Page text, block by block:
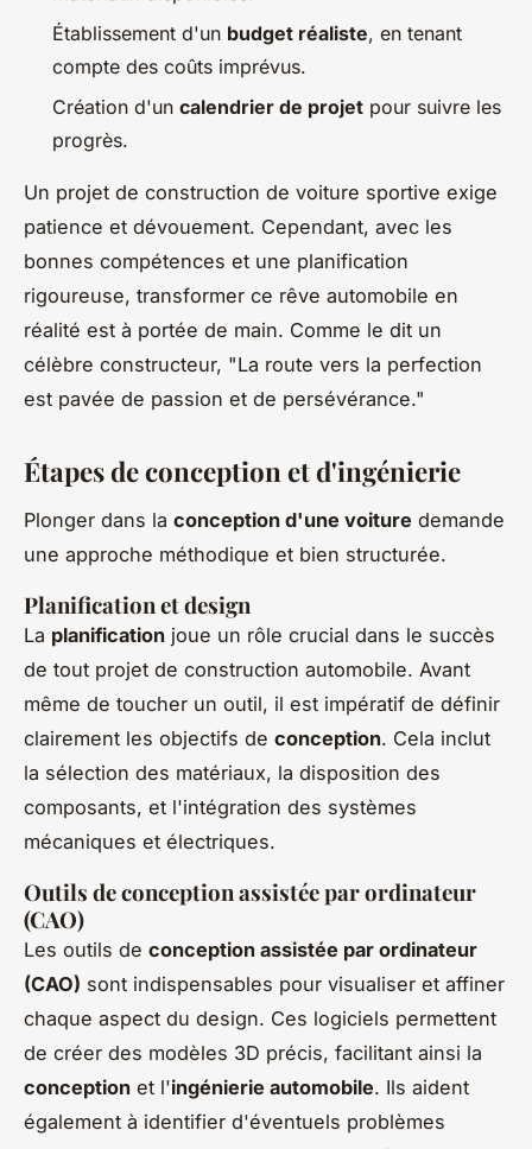
Établissement d'un budget réaliste, en tenant
compte des coûts imprévus.
Création d'un calendrier de projet pour suivre les
progrès.
Un projet de construction de voiture sportive exige
patience et dévouement. Cependant, avec les
bonnes compétences et une planification
rigoureuse, transformer ce rêve automobile en
réalité est à portée de main. Comme le dit un
célèbre constructeur, "La route vers la perfection
est pavée de passion et de persévérance."
Étapes de conception et d'ingénierie
Plonger dans la conception d'une voiture demande
une approche méthodique et bien structurée.
Planification et design
La planification joue un rôle crucial dans le succès
de tout projet de construction automobile. Avant
même de toucher un outil, il est impératif de définir
clairement les objectifs de conception. Cela inclut
la sélection des matériaux, la disposition des
composants, et l'intégration des systèmes
mécaniques et électriques.
Outils de conception assistée par ordinateur
(CAO)
Les outils de conception assistée par ordinateur
(CAO) sont indispensables pour visualiser et affiner
chaque aspect du design. Ces logiciels permettent
de créer des modèles 3D précis, facilitant ainsi la
conception et l'ingénierie automobile. Ils aident
également à identifier d'éventuels problèmes